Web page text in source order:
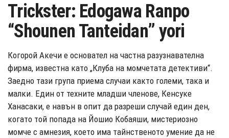
Trickster: Edogawa Ranpo
“Shounen Tanteidan” yori
Когорой Акечи е основател на частна разузнавателна
фирма, известна като „Клуба на момчетата детективи“.
Заедно тази група приема случаи както големи, така и
малки. Един от техните младши членове, Кенсуке
Ханасаки, е навън в опит да разреши случай един ден,
когато той попада на Йошио Кобаяши, мистериозно
момче с амнезия, което има тайнственото умение да не